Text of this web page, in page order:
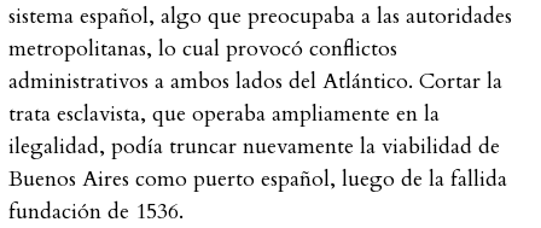
sistema español, algo que preocupaba a las autoridades
metropolitanas, lo cual provocó conflictos
administrativos a ambos lados del Atlántico. Cortar la
trata esclavista, que operaba ampliamente en la
ilegalidad, podía truncar nuevamente la viabilidad de
Buenos Aires como puerto español, luego de la fallida
fundación de 1536.